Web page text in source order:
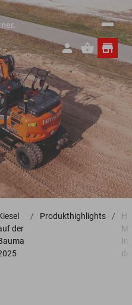
der
Produkthighlights